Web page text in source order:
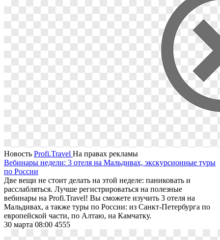
Новость Profi.Travel На правах рекламы
Вебинары недели: 3 отеля на Мальдивах, экскурсионные туры
по России
Две вещи не стоит делать на этой неделе: паниковать и
расслабляться. Лучше регистрироваться на полезные
вебинары на Profi.Travel! Вы сможете изучить 3 отеля на
Мальдивах, а также туры по России: из Санкт-Петербурга по
европейской части, по Алтаю, на Камчатку.
30 марта 08:00 4555